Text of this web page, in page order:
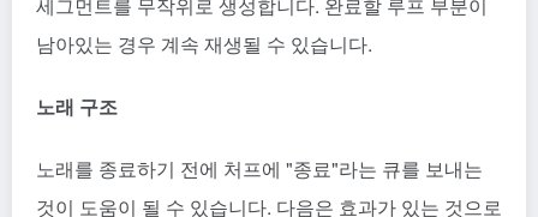
남아있는 경우 계속 재생될 수 있습니다.
노래 구조
노래를 종료하기 전에 처프에 "종료"라는 큐를 보내는
것이 도움이 될 수 있습니다. 다음은 효과가 있는 것으로